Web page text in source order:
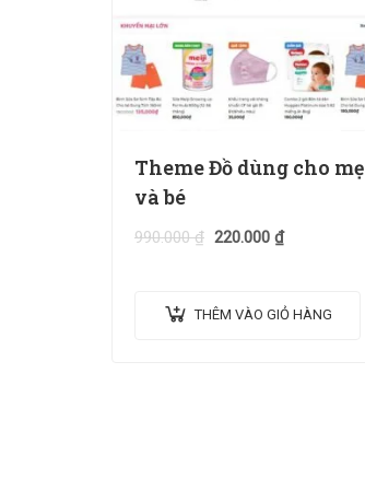
Theme Đồ dùng cho mẹ
và bé
990.000₫ 220.000 ₫
THÊM VÀO GIỎ HÀNG